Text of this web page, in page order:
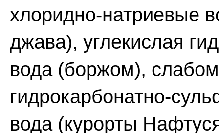
хлоридно-натриевые
джава), углекислая
вода (боржом),
гидрокарбонатно-
вода (курорты